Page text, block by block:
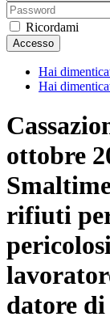
Ricordami
Accesso
Hai
Hai
ottobre
rifiuti
datore